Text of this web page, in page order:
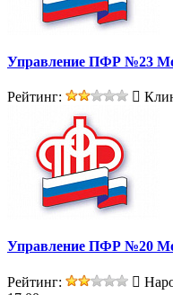
Управление ПФР №23
Рейтинг:
Управление ПФР №20
Рейтинг: